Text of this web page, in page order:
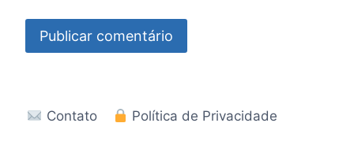
Contato Política de Privacidade